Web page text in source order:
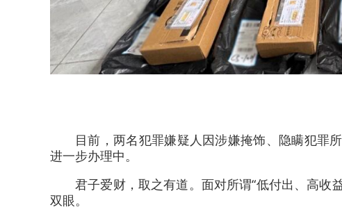
目前，两名犯罪嫌疑人因涉嫌掩饰、隐瞒犯罪
进一步办理中。
君子爱财，取之有道。面对所谓“低付出、高收
双眼。